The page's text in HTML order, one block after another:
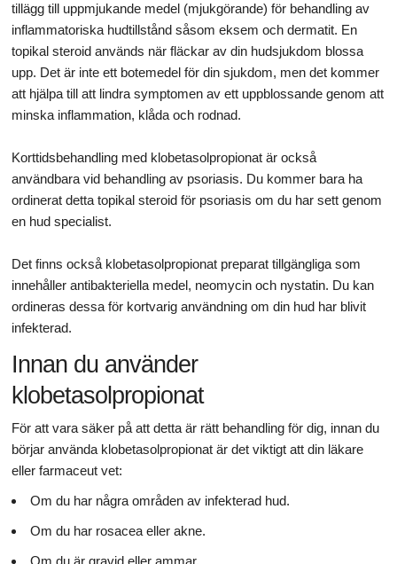
tillägg till uppmjukande medel (mjukgörande) för behandling av
inflammatoriska hudtillstånd såsom eksem och dermatit. En
topikal steroid används när fläckar av din hudsjukdom blossa
upp. Det är inte ett botemedel för din sjukdom, men det kommer
att hjälpa till att lindra symptomen av ett uppblossande genom att
minska inflammation, klåda och rodnad.
Korttidsbehandling med klobetasolpropionat är också
användbara vid behandling av psoriasis. Du kommer bara ha
ordinerat detta topikal steroid för psoriasis om du har sett genom
en hud specialist.
Det finns också klobetasolpropionat preparat tillgängliga som
innehåller antibakteriella medel, neomycin och nystatin. Du kan
ordineras dessa för kortvarig användning om din hud har blivit
infekterad.
Innan du använder
klobetasolpropionat
För att vara säker på att detta är rätt behandling för dig, innan du
börjar använda klobetasolpropionat är det viktigt att din läkare
eller farmaceut vet:
Om du har några områden av infekterad hud.
Om du har rosacea eller akne.
Om du är gravid eller ammar.